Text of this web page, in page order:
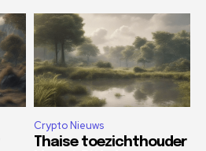
Crypto Nieuws
Thaise toezichthouder